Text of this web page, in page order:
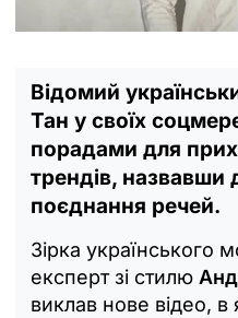
Відомий
Тан у своїх
порадами для
трендів, назвавши
поєднання речей.
Зірка українського
експерт зі стилю
виклав нове відео,